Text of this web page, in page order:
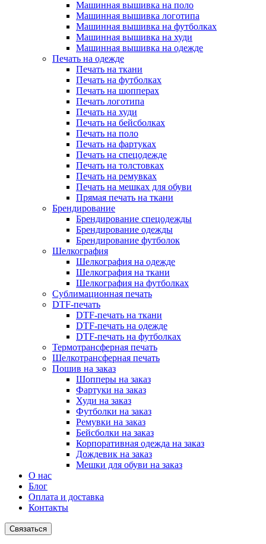
Машинная вышивка на поло
Машинная вышивка логотипа
Машинная вышивка на футболках
Машинная вышивка на худи
Машинная вышивка на одежде
Печать на одежде
Печать на ткани
Печать на футболках
Печать на шопперах
Печать логотипа
Печать на худи
Печать на бейсболках
Печать на поло
Печать на фартуках
Печать на спецодежде
Печать на толстовках
Печать на ремувках
Печать на мешках для обуви
Прямая печать на ткани
Брендирование
Брендирование спецодежды
Брендирование одежды
Брендирование футболок
Шелкография
Шелкография на одежде
Шелкография на ткани
Шелкография на футболках
Сублимационная печать
DTF-печать
DTF-печать на ткани
DTF-печать на одежде
DTF-печать на футболках
Термотрансферная печать
Шелкотрансферная печать
Пошив на заказ
Шопперы на заказ
Фартуки на заказ
Худи на заказ
Футболки на заказ
Ремувки на заказ
Бейсболки на заказ
Корпоративная одежда на заказ
Дождевик на заказ
Мешки для обуви на заказ
О нас
Блог
Оплата и доставка
Контакты
Связаться